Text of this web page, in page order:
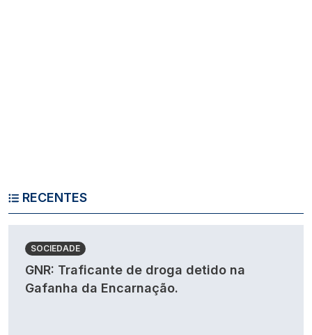
RECENTES
SOCIEDADE
GNR: Traficante de droga detido na
Gafanha da Encarnação.